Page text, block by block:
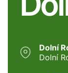
Dolní
Dolní